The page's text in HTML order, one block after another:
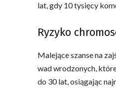
lat, gdy 10 tysięcy
Ryzyko
Malejące szanse na
wad wrodzonych,
do 30 lat, osiągając